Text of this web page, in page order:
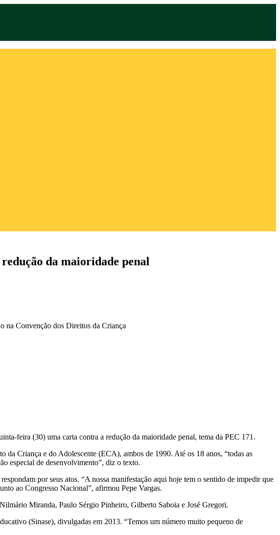
da maioridade penal
na Convenção dos Direitos da Criança
feira (30) uma carta contra a redução da maioridade penal, tema da PEC 171.
Criança e do Adolescente (ECA), ambos de 1990. Até os 18 anos, “todas as
especial de desenvolvimento”, diz o texto.
por seus atos. “A nossa manifestação aqui hoje tem o sentido de impedir que
ao Congresso Nacional”, afirmou Pepe Vargas.
Miranda, Paulo Sérgio Pinheiro, Gilberto Saboia e José Gregori.
(Sinase), divulgadas em 2013. “Temos um número muito pequeno de